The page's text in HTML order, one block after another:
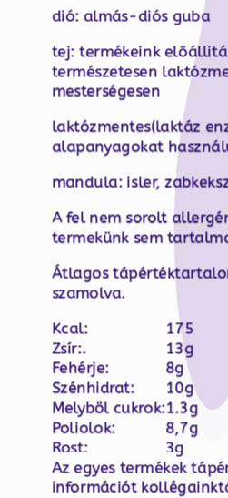
dió: almás-diós guba
tej: termékeink
természetesen
mesterségesen
laktózmentes(laktáz
alapanyagokat
mandula: isler,
A fel nem sorolt
termekünk sem
Átlagos
szamolva.
Kcal: 175
Zsír:. 13g
Fehérje:
8g
Szénhidrat:
10g
Melyböl cukrok:1.3g
Poliolok: 8,7g
Rost: 3g
Az egyes termékek
információt